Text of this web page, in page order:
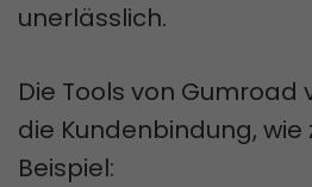
unerlässlich.
Die Tools von Gumroad
die Kundenbindung, wie
Beispiel: